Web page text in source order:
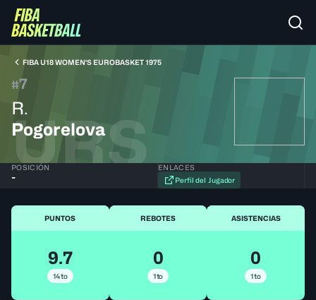
FIBA U18 WOMEN'S EUROBASKET 1975
#7
R.
Pogorelova
URS
POSICIÓN
-
ENLACES
Perfil del Jugador
PUNTOS
9.7
14to
REBOTES
0
1to
ASISTENCIAS
0
1to